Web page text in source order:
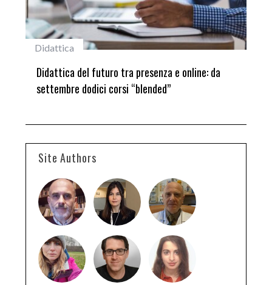
Didattica
Didattica del futuro tra presenza e online: da
settembre dodici corsi “blended”
Site Authors